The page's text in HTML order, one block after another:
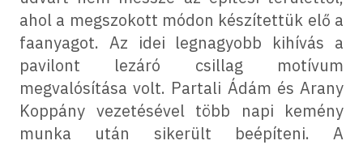
ahol a megszokott módon készítettük elő a
faanyagot. Az idei legnagyobb kihívás a
pavilont lezáró csillag motívum
megvalósítása volt. Partali Ádám és Arany
Koppány vezetésével több napi kemény
munka után sikerült beépíteni. A